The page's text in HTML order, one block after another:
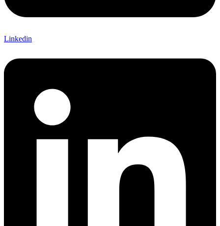
Linkedin